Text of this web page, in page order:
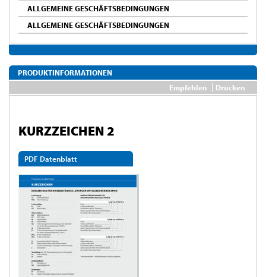
ALLGEMEINE GESCHÄFTSBEDINGUNGEN
ALLGEMEINE GESCHÄFTSBEDINGUNGEN
PRODUKTINFORMATIONEN
Empfehlen
Drucken
KURZZEICHEN 2
PDF Datenblatt